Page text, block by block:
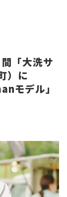
「大洗サ
）に
モデル」